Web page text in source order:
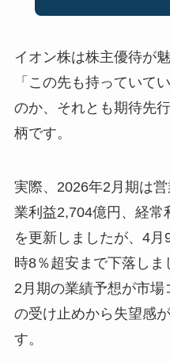
イオン株は株主優待が
「この先も持っていて
のか、それとも期待先
柄です。
実際、2026年2月期は
業利益2,704億円、経常
を更新しましたが、4
時8％超安まで下落し
2月期の業績予想が市場
の受け止めから失望感
す。